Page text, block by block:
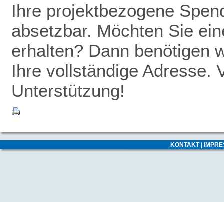
Ihre projektbezogene
absetzbar. Möchten Sie
erhalten? Dann benötigen
Ihre vollständige Adresse.
Unterstützung!
KONTAKT|